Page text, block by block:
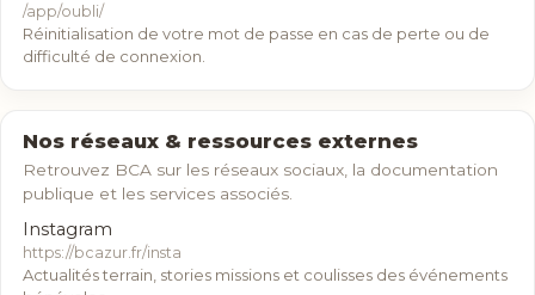
/app/oubli/
Réinitialisation de votre mot de passe en cas de perte ou de
difficulté de connexion.
Nos réseaux & ressources externes
Retrouvez BCA sur les réseaux sociaux, la documentation
publique et les services associés.
Instagram
https://bcazur.fr/insta
Actualités terrain, stories missions et coulisses des événements